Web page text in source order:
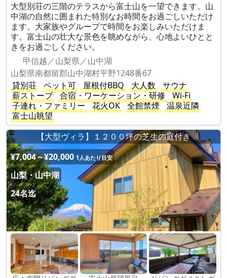
大型別荘の三階のテラスから富士山を一望できます。山
中湖の自然に囲まれた特別なお時間をお過ごしいただけ
ます。大家族やグループで時間をお楽しみいただけま
す。富士山の壮大な景色を眺めながら、心地よいひとと
きをお過ごしください。
甲信越／山梨県／山中湖
山梨県南都留郡山中湖村平野1248番67
貸別荘
ペット可 屋根付BBQ 大人数
サウナ
薪ストーブ
合宿・ワーケーション・研修
Wi-Fi
子連れ・ファミリー
花火OK 全館禁煙
温泉近隣
富士山眺望
【大型ヴィラ】１２００坪の芝生の庭付き
¥7,004～¥20,000 1人あたり目安
山梨・山中湖
24名迄